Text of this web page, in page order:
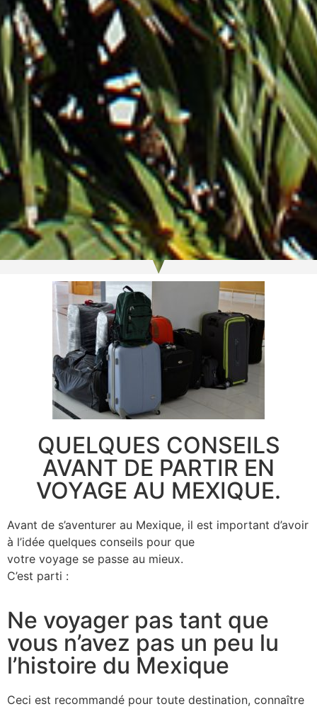
QUELQUES CONSEILS
AVANT DE PARTIR EN
VOYAGE AU MEXIQUE.
Avant de s’aventurer au Mexique, il est important d’avoir
à l’idée quelques conseils pour que
votre voyage se passe au mieux.
C’est parti :
Ne voyager pas tant que
vous n’avez pas un peu lu
l’histoire du Mexique
Ceci est recommandé pour toute destination, connaître